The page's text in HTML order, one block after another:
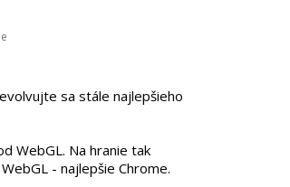
sa stále najlepšieho
WebGL. Na hranie tak
- najlepšie Chrome.